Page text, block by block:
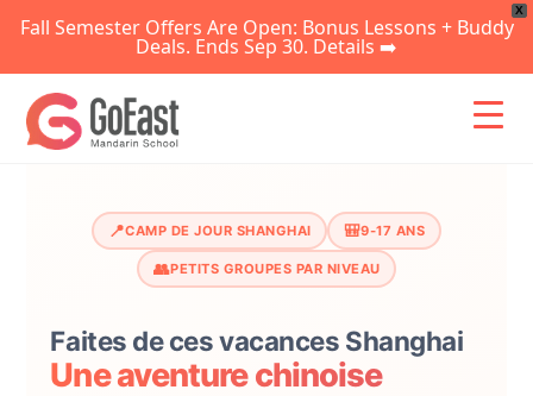
X
Fall Semester Offers Are Open: Bonus Lessons + Buddy
Deals. Ends Sep 30. Details ➡️
content
📍CAMP DE JOUR SHANGHAI 🎒9-17 ANS
👥PETITS GROUPES PAR NIVEAU
Faites de ces vacances Shanghai
Une aventure chinoise